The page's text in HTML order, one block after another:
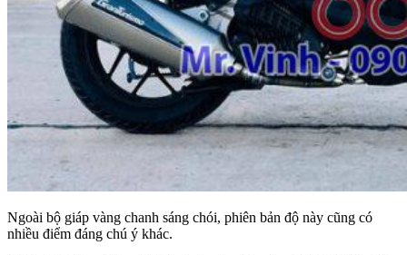
Ngoài bộ giáp vàng chanh sáng chói, phiên bản độ này cũng có
nhiều điểm đáng chú ý khác.